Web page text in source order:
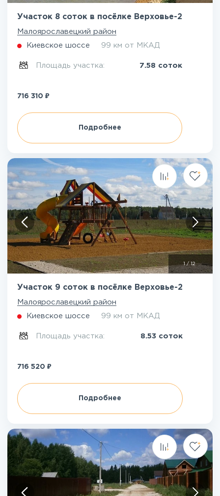
Участок 8 соток в посёлке Верховье-2
Малоярославецкий район
Киевское шоссе 99 км от МКАД
Площадь участка: 7.58 соток
716 310 ₽
Подробнее
1/12
Участок 9 соток в посёлке Верховье-2
Малоярославецкий район
Киевское шоссе 99 км от МКАД
Площадь участка: 8.53 соток
716 520 ₽
Подробнее